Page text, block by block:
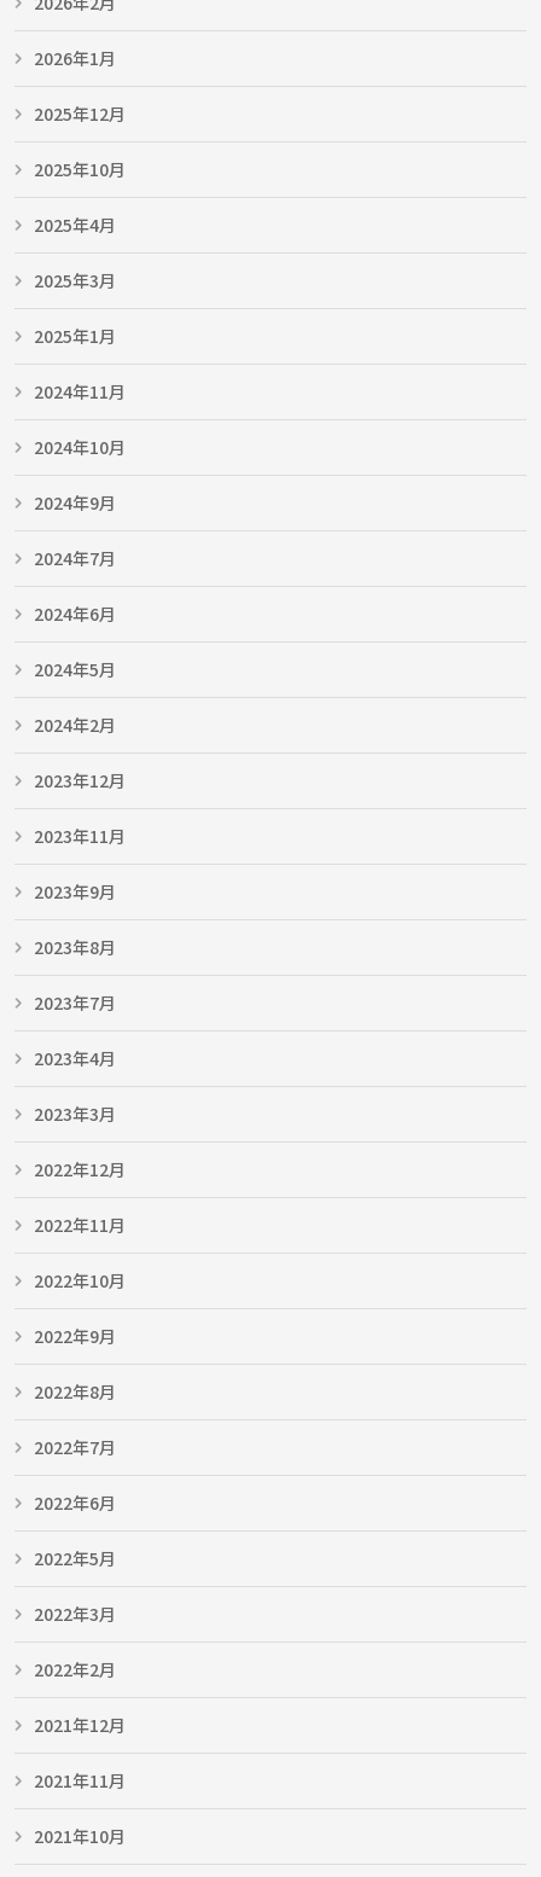
2026年1月
2025年12月
2025年10月
2025年4月
2025年3月
2025年1月
2024年11月
2024年10月
2024年9月
2024年7月
2024年6月
2024年5月
2024年2月
2023年12月
2023年11月
2023年9月
2023年8月
2023年7月
2023年4月
2023年3月
2022年12月
2022年11月
2022年10月
2022年9月
2022年8月
2022年7月
2022年6月
2022年5月
2022年3月
2022年2月
2021年12月
2021年11月
2021年10月